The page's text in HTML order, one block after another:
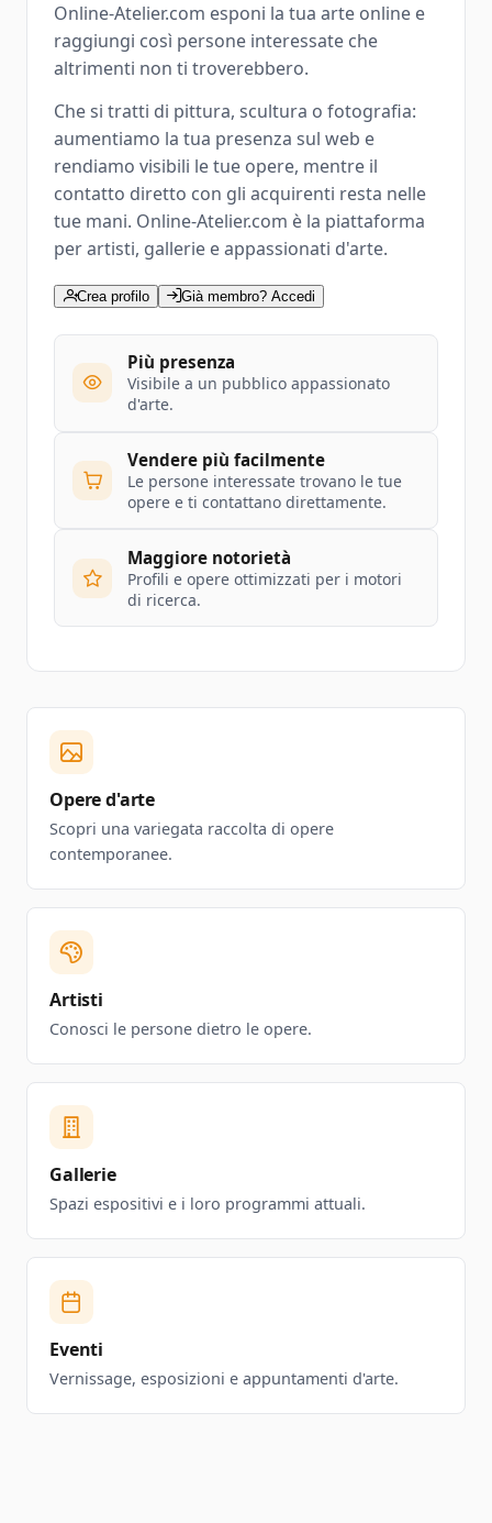
Online-Atelier.com esponi la tua arte online e
raggiungi così persone interessate che
altrimenti non ti troverebbero.
Che si tratti di pittura, scultura o fotografia:
aumentiamo la tua presenza sul web e
rendiamo visibili le tue opere, mentre il
contatto diretto con gli acquirenti resta nelle
tue mani. Online-Atelier.com è la piattaforma
per artisti, gallerie e appassionati d'arte.
Crea profilo Già membro? Accedi
Più presenza
Visibile a un pubblico appassionato
d'arte.
Vendere più facilmente
Le persone interessate trovano le tue
opere e ti contattano direttamente.
Maggiore notorietà
Profili e opere ottimizzati per i motori
di ricerca.
Opere d'arte
Scopri una variegata raccolta di opere
contemporanee.
Artisti
Conosci le persone dietro le opere.
Gallerie
Spazi espositivi e i loro programmi attuali.
Eventi
Vernissage, esposizioni e appuntamenti d'arte.